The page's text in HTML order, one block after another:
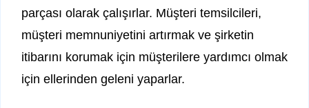
parçası olarak çalışırlar. Müşteri temsilcileri,
müşteri memnuniyetini artırmak ve şirketin
itibarını korumak için müşterilere yardımcı olmak
için ellerinden geleni yaparlar.